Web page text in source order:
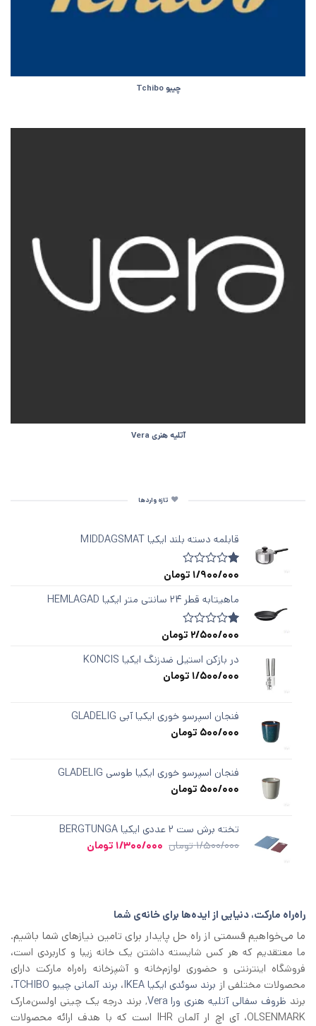
چیبو Tchibo
آتلیه هنری Vera
تازه واردها
قابلمه دسته‌ بلند ایکیا MIDDAGSMAT
امتیازدهی
از
در
1
امتیازدهی
1/900/000 تومان
ماهیتابه قطر ۲۴ سانتی متر ایکیا HEMLAGAD
امتیازدهی
از
در
1
2/500/000 تومان
در بازکن استیل ضدزنگ ایکیا KONCIS
1/500/000 تومان
فنجان اسپرسو خوری ایکیا آبی GLADELIG
500/000 تومان
فنجان اسپرسو خوری ایکیا طوسی GLADELIG
500/000 تومان
تخته برش ست ۲ عددی ایکیا BERGTUNGA
1/500/000 تومان قیمت
1/300/000 تومان
راه‌راه مارکت، دنیایی از ایده‌ها برای خانه‌ی شما
ما می‌خواهیم قسمتی از راه حل پایدار برای تامین نیازهای شما باشیم.
ما معتقدیم که هر کس شایسته داشتن یک خانه زیبا و کاربردی است،
فروشگاه اینترنتی و حضوری لوازم‌خانه و آشپزخانه راه‌راه مارکت دارای
محصولات مختلفی از برند سوئدی ایکیا IKEA ، برند آلمانی چیبو TCHIBO
،
برند ظروف سفالی آتلیه هنری ورا Vera
, برند درجه یک چینی اولسن‌مارک
OLSENMARK، آی اچ‌ ار آلمان IHR است که با هدف ارائه محصولات